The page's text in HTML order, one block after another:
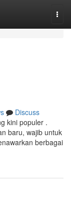
Discuss
kini populer .
baru, wajib untuk
berbagai